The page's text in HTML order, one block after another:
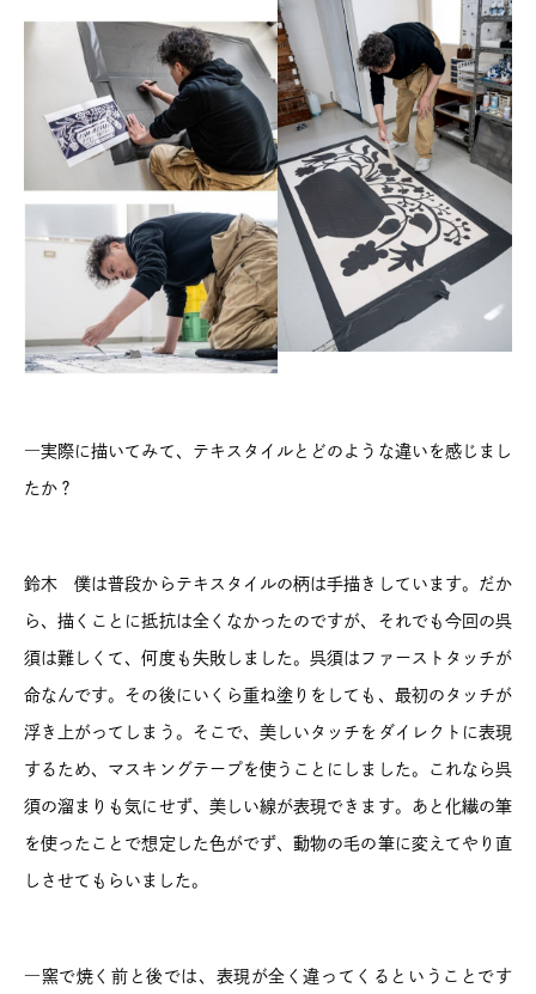
―実際に描いてみて、テキスタイルとどのような違いを感じまし
たか？
鈴木 僕は普段からテキスタイルの柄は手描きしています。だか
ら、描くことに抵抗は全くなかったのですが、それでも今回の呉
須は難しくて、何度も失敗しました。呉須はファーストタッチが
命なんです。その後にいくら重ね塗りをしても、最初のタッチが
浮き上がってしまう。そこで、美しいタッチをダイレクトに表現
するため、マスキングテープを使うことにしました。これなら呉
須の溜まりも気にせず、美しい線が表現できます。あと化繊の筆
を使ったことで想定した色がでず、動物の毛の筆に変えてやり直
しさせてもらいました。
―窯で焼く前と後では、表現が全く違ってくるということです